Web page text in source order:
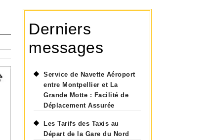
Derniers
messages
Service de Navette Aéroport
entre Montpellier et La
Grande Motte : Facilité de
Déplacement Assurée
Les Tarifs des Taxis au
Départ de la Gare du Nord